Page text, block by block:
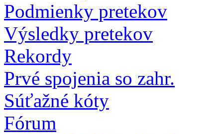
Podmienky pretekov
Výsledky pretekov
Rekordy
Prvé spojenia so zahr.
Súťažné kóty
Fórum